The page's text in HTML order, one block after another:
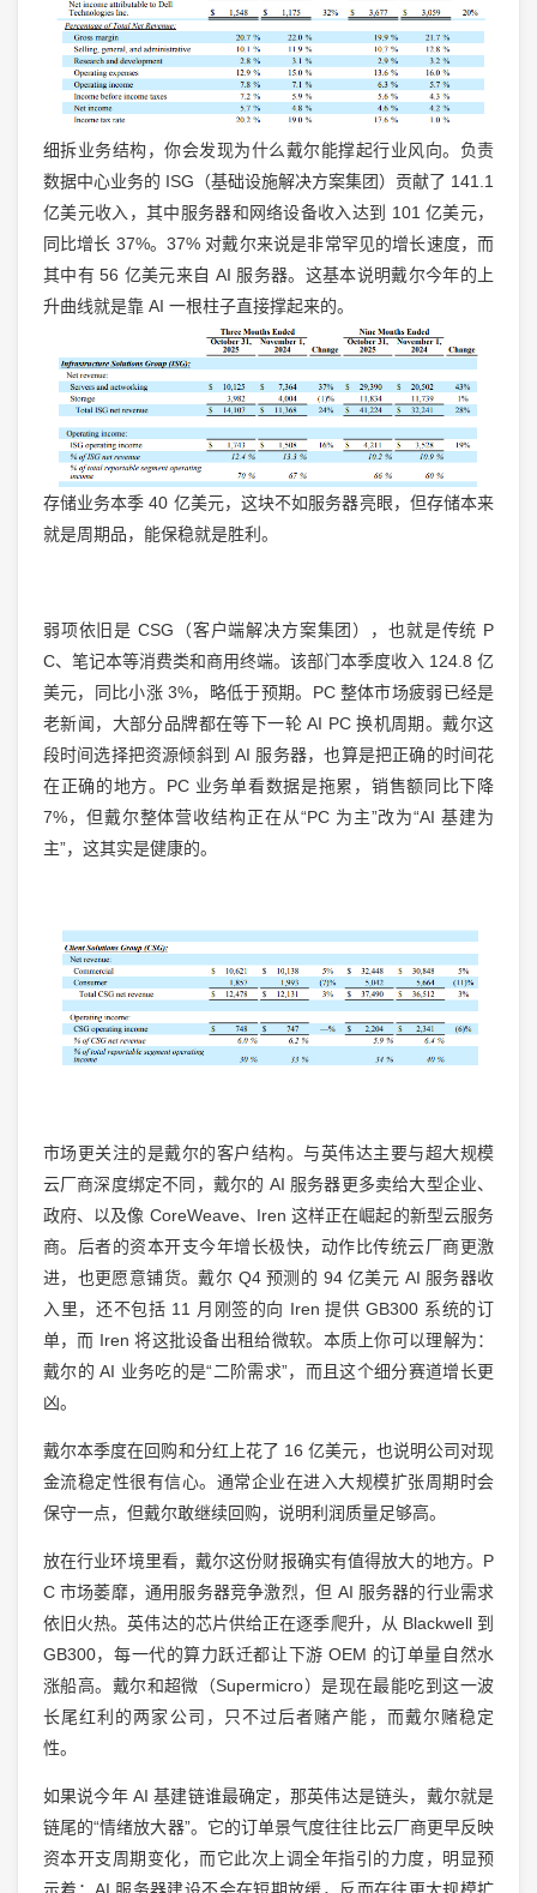
细拆业务结构，你会发现为什么戴尔能撑起行业风向。负责
数据中心业务的 ISG（基础设施解决方案集团）贡献了 141.1
亿美元收入，其中服务器和网络设备收入达到 101 亿美元，
同比增长 37%。37% 对戴尔来说是非常罕见的增长速度，而
其中有 56 亿美元来自 AI 服务器。这基本说明戴尔今年的上
升曲线就是靠 AI 一根柱子直接撑起来的。
存储业务本季 40 亿美元，这块不如服务器亮眼，但存储本来
就是周期品，能保稳就是胜利。
弱项依旧是 CSG（客户端解决方案集团），也就是传统 P
C、笔记本等消费类和商用终端。该部门本季度收入 124.8 亿
美元，同比小涨 3%，略低于预期。PC 整体市场疲弱已经是
老新闻，大部分品牌都在等下一轮 AI PC 换机周期。戴尔这
段时间选择把资源倾斜到 AI 服务器，也算是把正确的时间花
在正确的地方。PC 业务单看数据是拖累，销售额同比下降
7%，但戴尔整体营收结构正在从“PC 为主”改为“AI 基建为
主”，这其实是健康的。
市场更关注的是戴尔的客户结构。与英伟达主要与超大规模
云厂商深度绑定不同，戴尔的 AI 服务器更多卖给大型企业、
政府、以及像 CoreWeave、Iren 这样正在崛起的新型云服务
商。后者的资本开支今年增长极快，动作比传统云厂商更激
进，也更愿意铺货。戴尔 Q4 预测的 94 亿美元 AI 服务器收
入里，还不包括 11 月刚签的向 Iren 提供 GB300 系统的订
单，而 Iren 将这批设备出租给微软。本质上你可以理解为：
戴尔的 AI 业务吃的是“二阶需求”，而且这个细分赛道增长更
凶。
戴尔本季度在回购和分红上花了 16 亿美元，也说明公司对现
金流稳定性很有信心。通常企业在进入大规模扩张周期时会
保守一点，但戴尔敢继续回购，说明利润质量足够高。
放在行业环境里看，戴尔这份财报确实有值得放大的地方。P
C 市场萎靡，通用服务器竞争激烈，但 AI 服务器的行业需求
依旧火热。英伟达的芯片供给正在逐季爬升，从 Blackwell 到
GB300，每一代的算力跃迁都让下游 OEM 的订单量自然水
涨船高。戴尔和超微（Supermicro）是现在最能吃到这一波
长尾红利的两家公司，只不过后者赌产能，而戴尔赌稳定
性。
如果说今年 AI 基建链谁最确定，那英伟达是链头，戴尔就是
链尾的“情绪放大器”。它的订单景气度往往比云厂商更早反映
资本开支周期变化，而它此次上调全年指引的力度，明显预